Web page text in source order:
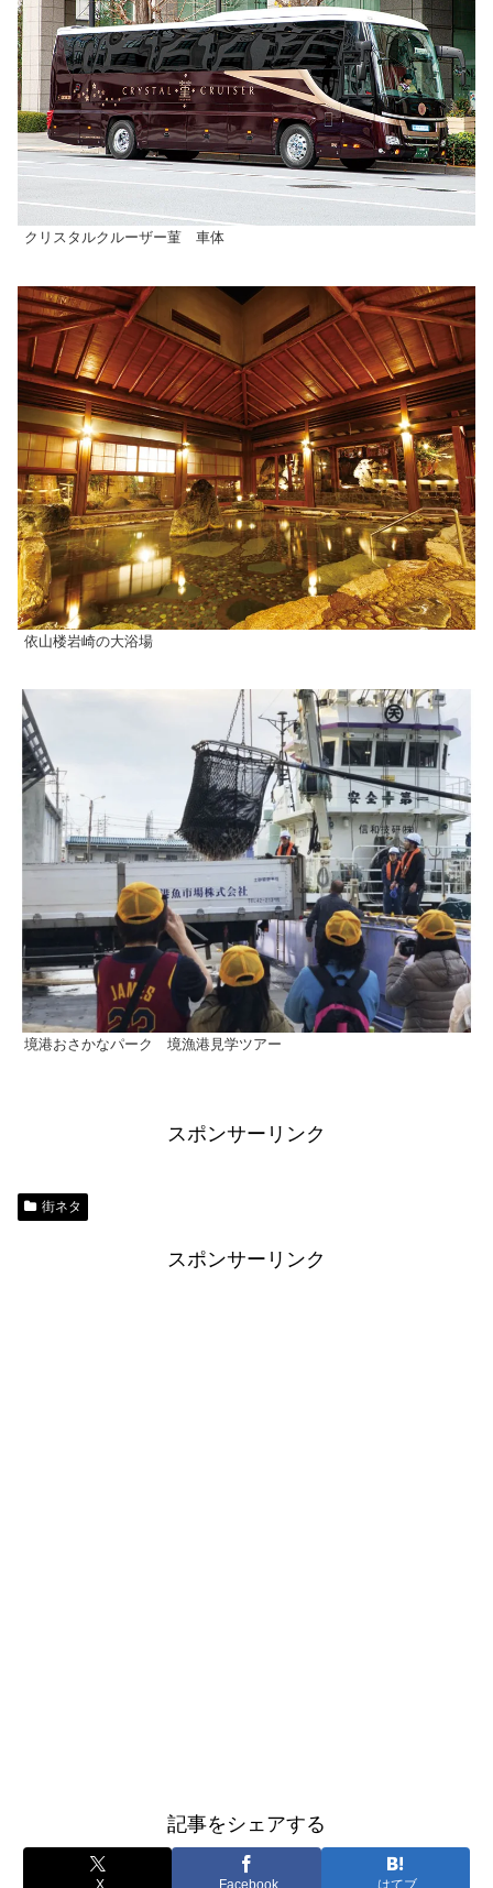
クリスタルクルーザー菫 車体
依山楼岩崎の大浴場
境港おさかなパーク 境漁港見学ツアー
スポンサーリンク
街ネタ
スポンサーリンク
記事をシェアする
X Facebook はてブ